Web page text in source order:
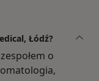
Łódź?
o